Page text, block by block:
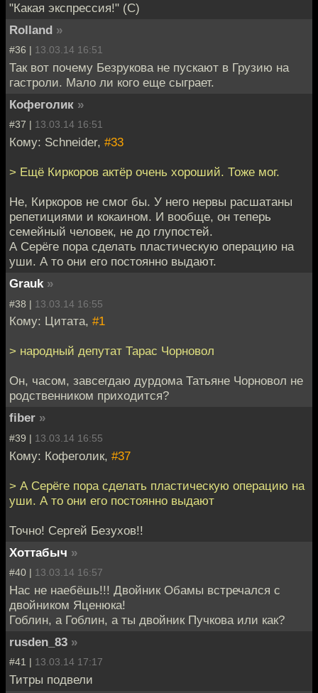
"Какая экспрессия!" (С)
Rolland »
#36 | 13.03.14 16:51
Так вот почему Безрукова не пускают в Грузию на
гастроли. Мало ли кого еще сыграет.
Кофеголик »
#37 | 13.03.14 16:51
Кому: Schneider, #33
> Ещё Киркоров актёр очень хороший. Тоже мог.
Не, Киркоров не смог бы. У него нервы расшатаны
репетициями и кокаином. И вообще, он теперь
семейный человек, не до глупостей.
А Серёге пора сделать пластическую операцию на
уши. А то они его постоянно выдают.
Grauk »
#38 | 13.03.14 16:55
Кому: Цитата, #1
> народный депутат Тарас Чорновол
Он, часом, завсегдаю дурдома Татьяне Чорновол не
родственником приходится?
fiber »
#39 | 13.03.14 16:55
Кому: Кофеголик, #37
> А Серёге пора сделать пластическую операцию на
уши. А то они его постоянно выдают
Точно! Сергей Безухов!!
Хоттабыч »
#40 | 13.03.14 16:57
Нас не наебёшь!!! Двойник Обамы встречался с
двойником Яценюка!
Гоблин, а Гоблин, а ты двойник Пучкова или как?
rusden_83 »
#41 | 13.03.14 17:17
Титры подвели